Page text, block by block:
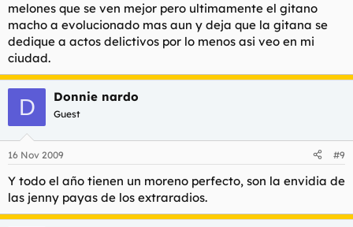
melones que se ven mejor pero ultimamente el gitano
macho a evolucionado mas aun y deja que la gitana se
dedique a actos delictivos por lo menos asi veo en mi
ciudad.
D Donnie nardo
Guest
16 Nov 2009 #9
Y todo el año tienen un moreno perfecto, son la envidia de
las jenny payas de los extraradios.